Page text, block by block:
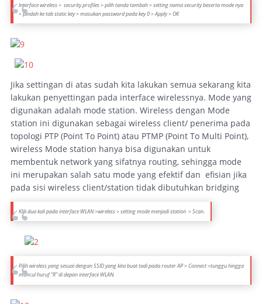
Interface wireless > security profiles > pilih tanda tambah > setting nama security beserta mode nya
> pindah ke tab static key > masukan password pada key 0 > Apply > OK
Jika settingan di atas sudah kita lakukan semua sekarang kita
lakukan penyettingan pada interface wirelessnya. Mode yang
digunakan adalah mode station. Wireless dengan Mode
station ini digunakan sebagai wireless client/ penerima pada
topologi PTP (Point To Point) atau PTMP (Point To Multi Point),
wireless Mode station hanya bisa digunakan untuk
membentuk network yang sifatnya routing, sehingga mode
ini merupakan salah satu mode yang efektif dan efisian jika
pada sisi wireless client/station tidak dibutuhkan bridging
Klik dua kali pada interface WLAN >wireless > setting mode menjadi station > Scan.
Pilih wireless yang sesuai dengan SSID yang kita buat tadi pada router AP > Connect >tunggu hingga
muncul huruf “R” di depan interface WLAN.